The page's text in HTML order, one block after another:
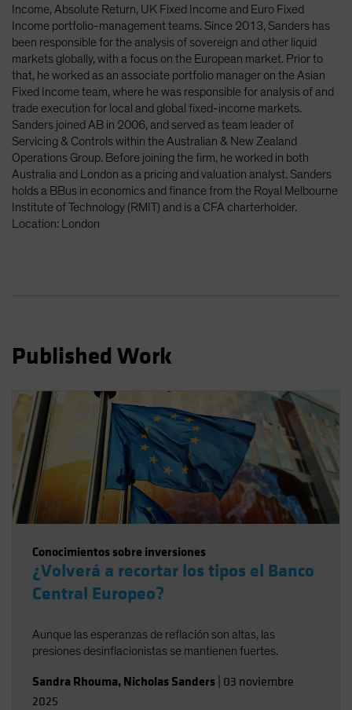
Latin America
Luxembourg and Other EMEA
Netherlands
New Zealand
Norway
Other Asia-Pacific
Poland
Portugal
Singapore
South Korea - 대한민국
UK
US (Non-US Citizens/NRC)
Income, Absolute Return, UK Fixed Income and Euro Fixed
Income portfolio-management teams. Since 2013, Sanders has
been responsible for the analysis of sovereign and other liquid
markets globally, with a focus on the European market. Prior to
that, he worked as an associate portfolio manager on the Asian
Fixed Income team, where he was responsible for analysis of and
trade execution for local and global fixed-income markets.
Sanders joined AB in 2006, and served as team leader of
Servicing & Controls within the Australian & New Zealand
Operations Group. Before joining the firm, he worked in both
Australia and London as a pricing and valuation analyst. Sanders
holds a BBus in economics and finance from the Royal Melbourne
Institute of Technology (RMIT) and is a CFA charterholder.
Location: London
Published Work
Conocimientos sobre inversiones
¿Volverá a recortar los tipos el Banco
Central Europeo?
Aunque las esperanzas de reflación son altas, las
presiones desinflacionistas se mantienen fuertes.
Sandra Rhouma, Nicholas Sanders 03 noviembre
2025